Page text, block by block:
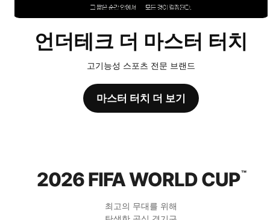
언더테크 더 마스터 터치
고기능성 스포츠 전문 브랜드
마스터 터치 더 보기
2026 FIFA WORLD CUP™
최고의 무대를 위해